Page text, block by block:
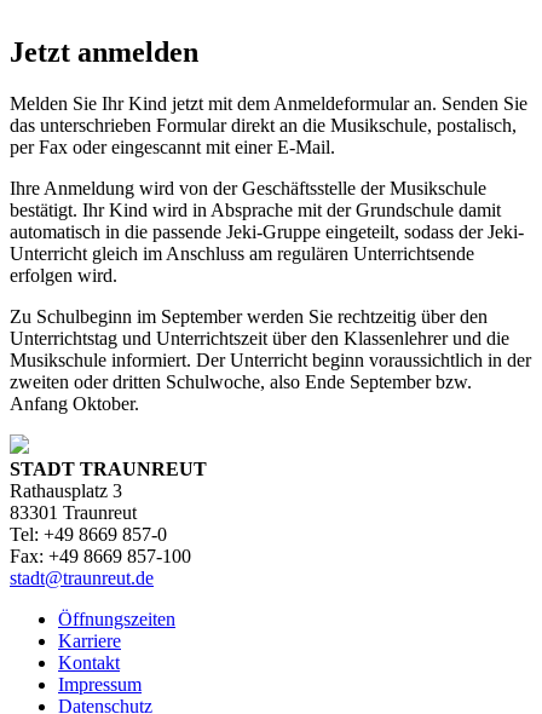
Jetzt anmelden
Melden Sie Ihr Kind jetzt mit dem Anmeldeformular an. Senden Sie
das unterschrieben Formular direkt an die Musikschule, postalisch,
per Fax oder eingescannt mit einer E-Mail.
Ihre Anmeldung wird von der Geschäftsstelle der Musikschule
bestätigt. Ihr Kind wird in Absprache mit der Grundschule damit
automatisch in die passende Jeki-Gruppe eingeteilt, sodass der Jeki-
Unterricht gleich im Anschluss am regulären Unterrichtsende
erfolgen wird.
Zu Schulbeginn im September werden Sie rechtzeitig über den
Unterrichtstag und Unterrichtszeit über den Klassenlehrer und die
Musikschule informiert. Der Unterricht beginn voraussichtlich in der
zweiten oder dritten Schulwoche, also Ende September bzw.
Anfang Oktober.
STADT TRAUNREUT
Rathausplatz 3
83301 Traunreut
Tel: +49 8669 857-0
Fax: +49 8669 857-100
stadt@traunreut.de
Öffnungszeiten
Karriere
Kontakt
Impressum
Datenschutz